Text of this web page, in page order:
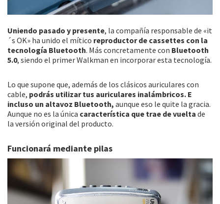
Uniendo pasado y presente, la compañía responsable de «it
´s OK» ha unido el mítico reproductor de cassettes con la
tecnología Bluetooth. Más concretamente con Bluetooth
5.0, siendo el primer Walkman en incorporar esta tecnología.
Lo que supone que, además de los clásicos auriculares con
cable, podrás utilizar tus auriculares inalámbricos. E
incluso un altavoz Bluetooth, aunque eso le quite la gracia.
Aunque no es la única característica que trae de vuelta de
la versión original del producto.
Funcionará mediante pilas